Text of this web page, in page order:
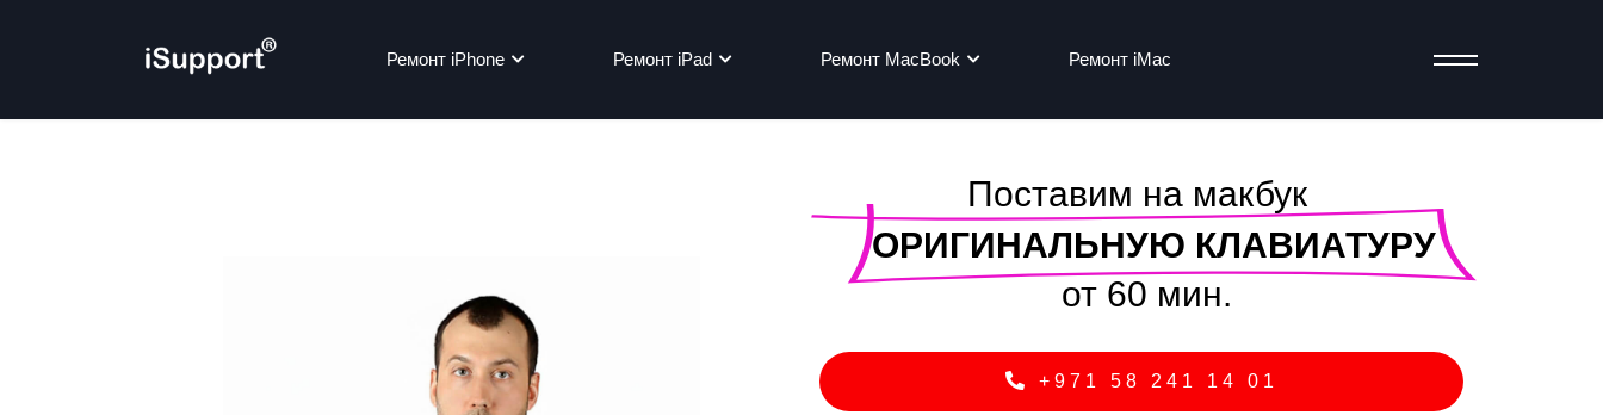
Ремонт iPhone Ремонт iPad Ремонт MacBook Ремонт iMac
Поставим на макбук
ОРИГИНАЛЬНУЮ КЛАВИАТУРУ
от 60 мин.
+971 58 241 14 01